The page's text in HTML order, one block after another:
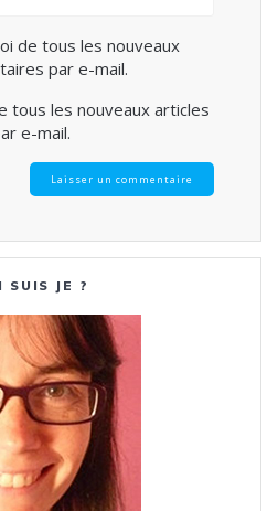
de tous les nouveaux
par e-mail.
tous les nouveaux articles
e-mail.
SUIS JE ?